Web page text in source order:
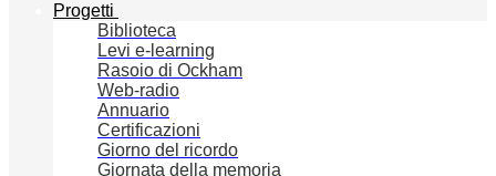
Progetti
Biblioteca
Levi e-learning
Rasoio di Ockham
Web-radio
Annuario
Certificazioni
Giorno del ricordo
Giornata della memoria